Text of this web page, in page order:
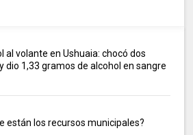
al volante en Ushuaia: chocó dos
dio 1,33 gramos de alcohol en sangre
están los recursos municipales?